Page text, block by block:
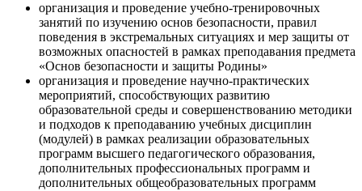
организация и проведение учебно-тренировочных
занятий по изучению основ безопасности, правил
поведения в экстремальных ситуациях и мер защиты от
возможных опасностей в рамках преподавания предмета
«Основ безопасности и защиты Родины»
организация и проведение научно-практических
мероприятий, способствующих развитию
образовательной среды и совершенствованию методики
и подходов к преподаванию учебных дисциплин
(модулей) в рамках реализации образовательных
программ высшего педагогического образования,
дополнительных профессиональных программ и
дополнительных общеобразовательных программ